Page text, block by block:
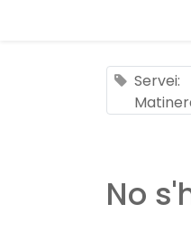
Servei:
No